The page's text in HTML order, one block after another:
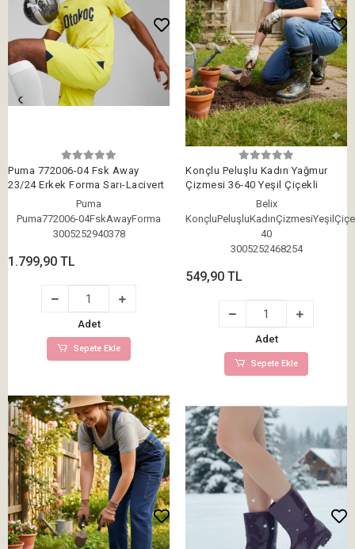
Puma 772006-04 Fsk Away
23/24 Erkek Forma Sarı-Lacivert
Puma
Puma772006-04FskAwayForma
3005252940378
1.799,90 TL
Adet
Sepete Ekle
Konçlu Peluşlu Kadın Yağmur
Çizmesi 36-40 Yeşil Çiçekli
Belix
40
3005252468254
549,90 TL
Adet
Sepete Ekle